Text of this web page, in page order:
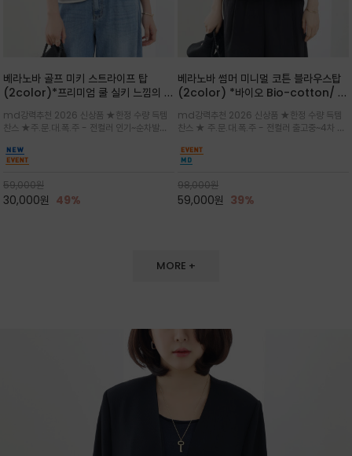
베라노바 골프 미키 스트라이프 탑
(2color)*프리미엄 쿨 실키 느낌의 폴
내 ★골프 미키티 포함 구매및 20만원
넘는 구매고객님께는 타이틀리스트 베라
노바 골프공 2피스 3구 증정(소진시 마
감)★
md강력추천 2026 신상품 ★한정 수량 득템
찬스 ★주.문.대.폭.주 - 전컬러 인기~순차발송
이프가 산뜻한 컬러감을 연출/안정감 있는 라운
드 넥라인과 여유있는 스탠다드 핏으로 여름내내
이쁘게 입으세요 ^^
59,000원
30,000원 49%
베라노바 썸머 미니멀 코튼 블라우스탑
(2color) *바이오 Bio-cotton/ 시
럼 편안하지만 블라우스처럼 단정한 무
드가 느껴지는 코튼 블라우스 탑
md강력추천 2026 신상품 ★한정 수량 득템
찬스 ★ 주.문.대.폭.주 - 전컬러 출고중~4차 리
볍게 퍼지는 박시한 실루엣과 크롭 기장이 하체
를 길어 보이게 해주며 와이드 팬츠와 셋업
98,000원
59,000원 39%
MORE +